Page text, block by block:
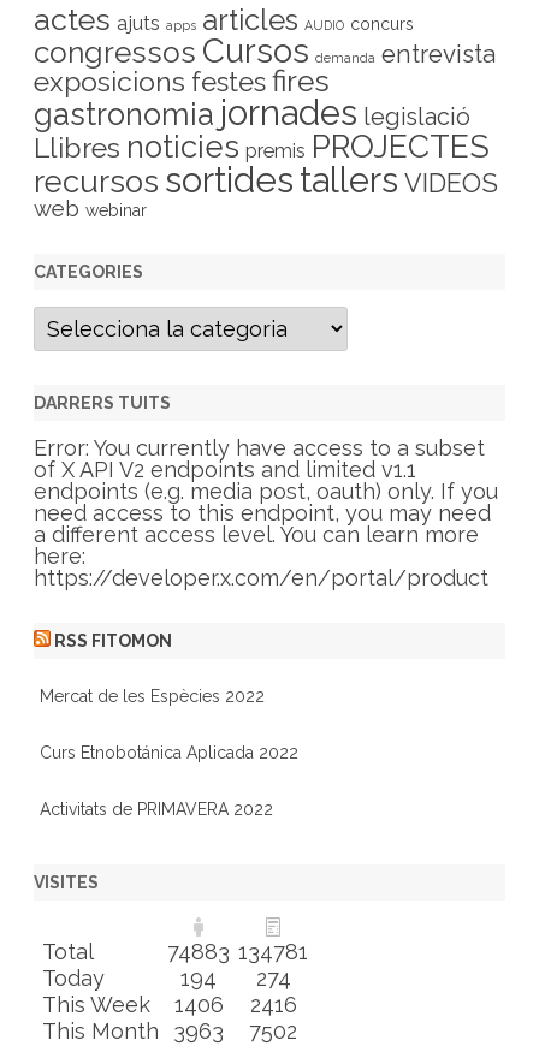
actes ajuts apps articles AUDIO concurs
congressos Cursos demanda entrevista
exposicions festesfires
gastronomia jornades legislació
Llibres noticies premis PROJECTES
recursos sortides tallers VIDEOS
web webinar
CATEGORIES
C
g
r
i
e
s
DARRERS TUITS
Error: You currently have access to a subset
of X API V2 endpoints and limited v1.1
endpoints (e.g. media post, oauth) only. If you
need access to this endpoint, you may need
a different access level. You can learn more
here:
https://developer.x.com/en/portal/product
RSS FITOMON
Mercat de les Espècies 2022
Curs Etnobotánica Aplicada 2022
Activitats de PRIMAVERA 2022
VISITES
Total 74883 134781
Today
194
274
This Week
1406
2416
This Month
3963 7502